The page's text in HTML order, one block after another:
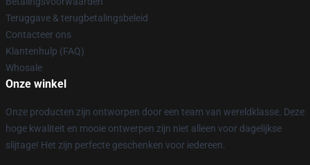
Teruggave & terugbetalingsbeleid
Contacteer ons
Klantenhulp (FAQ)
Whosale
Onze winkel
Onze producten zijn ontworpen door een team van wereldklasse. Deze
hoge kwaliteit en mooie ontwerpen zijn niet alleen voor dagelijkse
slijtage! Het zijn perfecte geschenken voor iedereen.